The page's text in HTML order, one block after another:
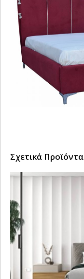
Σχετικά Προϊόντα